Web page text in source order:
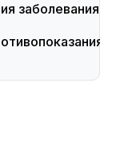
заболевания